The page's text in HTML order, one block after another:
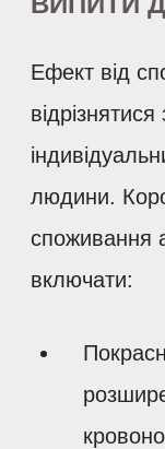
Ефект від
людини.
споживання
включати: